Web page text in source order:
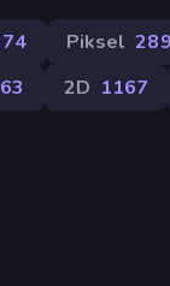
Piksel 289
2D 1167